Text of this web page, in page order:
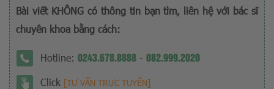
Bài viết KHÔNG có thông tin bạn tìm, liên hệ với bác sĩ
chuyên khoa bằng cách:
Hotline: 0243.678.8888 - 082.999.2020
Click [TƯ VẤN TRỰC TUYẾN]